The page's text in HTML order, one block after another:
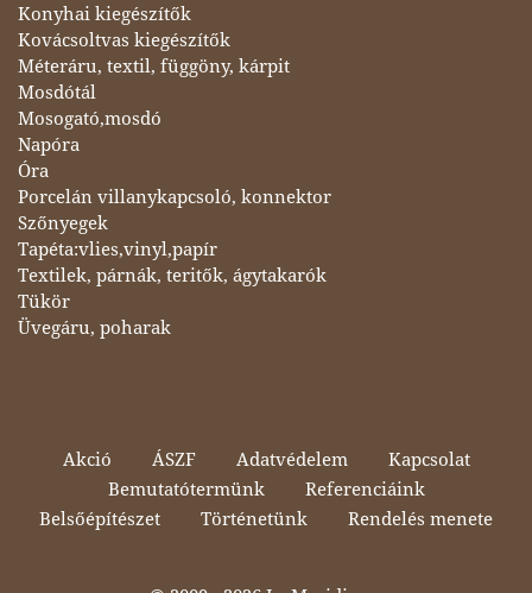
Konyhai kiegészítők
Kovácsoltvas kiegészítők
Méteráru, textil, függöny, kárpit
Mosdótál
Mosogató,mosdó
Napóra
Óra
Porcelán villanykapcsoló, konnektor
Szőnyegek
Tapéta:vlies,vinyl,papír
Textilek, párnák, teritők, ágytakarók
Tükör
Üvegáru, poharak
Akció ÁSZF Adatvédelem
Kapcsolat
Bemutatótermünk
Referenciáink
Belsőépítészet
Történetünk Rendelés menete